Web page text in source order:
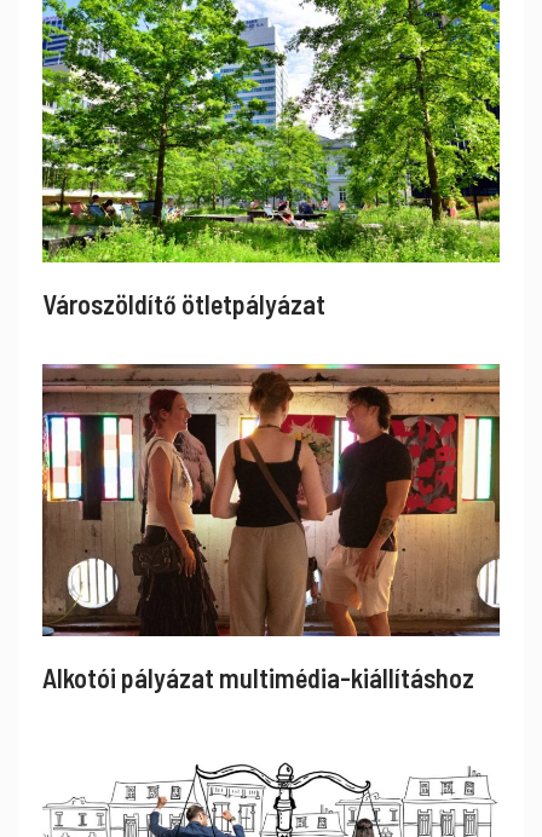
Városzöldítő ötletpályázat
Alkotói pályázat multimédia-kiállításhoz